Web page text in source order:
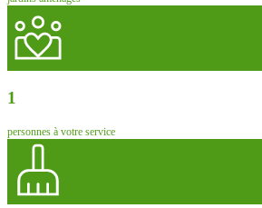
1
personnes à votre service